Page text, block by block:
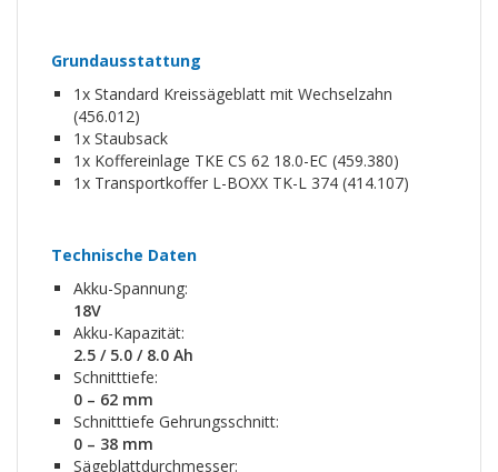
Grundausstattung
1x Standard Kreissägeblatt mit Wechselzahn
(456.012)
1x Staubsack
1x Koffereinlage TKE CS 62 18.0-EC (459.380)
1x Transportkoffer L-BOXX TK-L 374 (414.107)
Technische Daten
Akku-Spannung:
18V
Akku-Kapazität:
2.5 / 5.0 / 8.0 Ah
Schnitttiefe:
0 – 62 mm
Schnitttiefe Gehrungsschnitt:
0 – 38 mm
Sägeblattdurchmesser: